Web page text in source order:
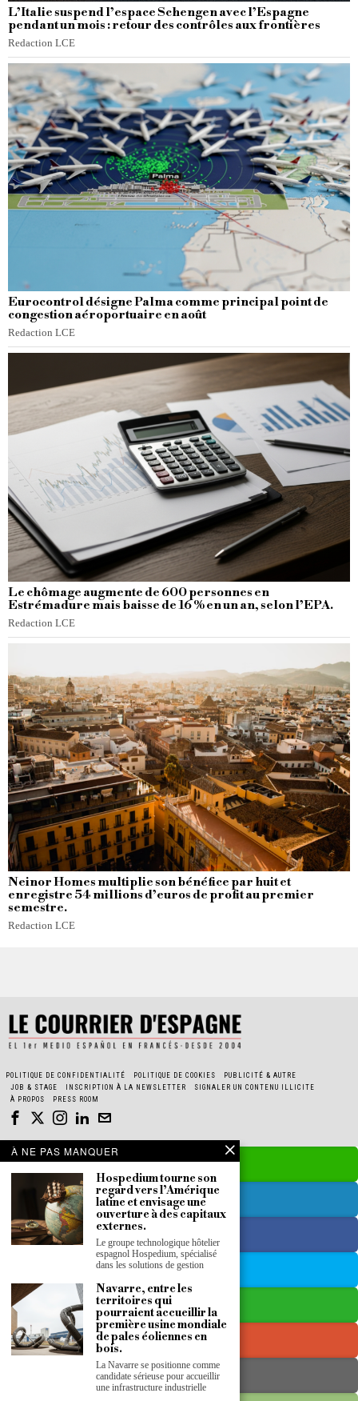
L’Italie suspend l’espace Schengen avec l’Espagne
pendant un mois : retour des contrôles aux frontières
Redaction LCE
Eurocontrol désigne Palma comme principal point de
congestion aéroportuaire en août
Redaction LCE
Le chômage augmente de 600 personnes en
Estrémadure mais baisse de 16 % en un an, selon l’EPA.
Redaction LCE
Neinor Homes multiplie son bénéfice par huit et
enregistre 54 millions d’euros de profit au premier
semestre.
Redaction LCE
POLITIQUE DE CONFIDENTIALITÉ POLITIQUE DE COOKIES
PUBLICITÉ & AUTRE
JOB & STAGE
INSCRIPTION À LA NEWSLETTER
SIGNALER UN CONTENU ILLICITE
À PROPOS
PRESS ROOM
À NE PAS MANQUER
Hospedium tourne son
regard vers l’Amérique
latine et envisage une
ouverture à des capitaux
externes.
Le groupe technologique hôtelier
espagnol Hospedium, spécialisé
dans les solutions de gestion
Navarre, entre les
territoires qui
pourraient accueillir la
première usine mondiale
de pales éoliennes en
bois.
La Navarre se positionne comme
candidate sérieuse pour accueillir
une infrastructure industrielle